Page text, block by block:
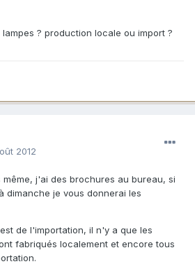
? production locale ou import ?
2012
même, j'ai des brochures au bureau, si
dimanche je vous donnerai les
de l'importation, il n'y a que les
fabriqués localement et encore tous